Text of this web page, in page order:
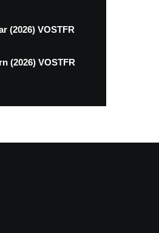
(2026) VOSTFR
(2026) VOSTFR